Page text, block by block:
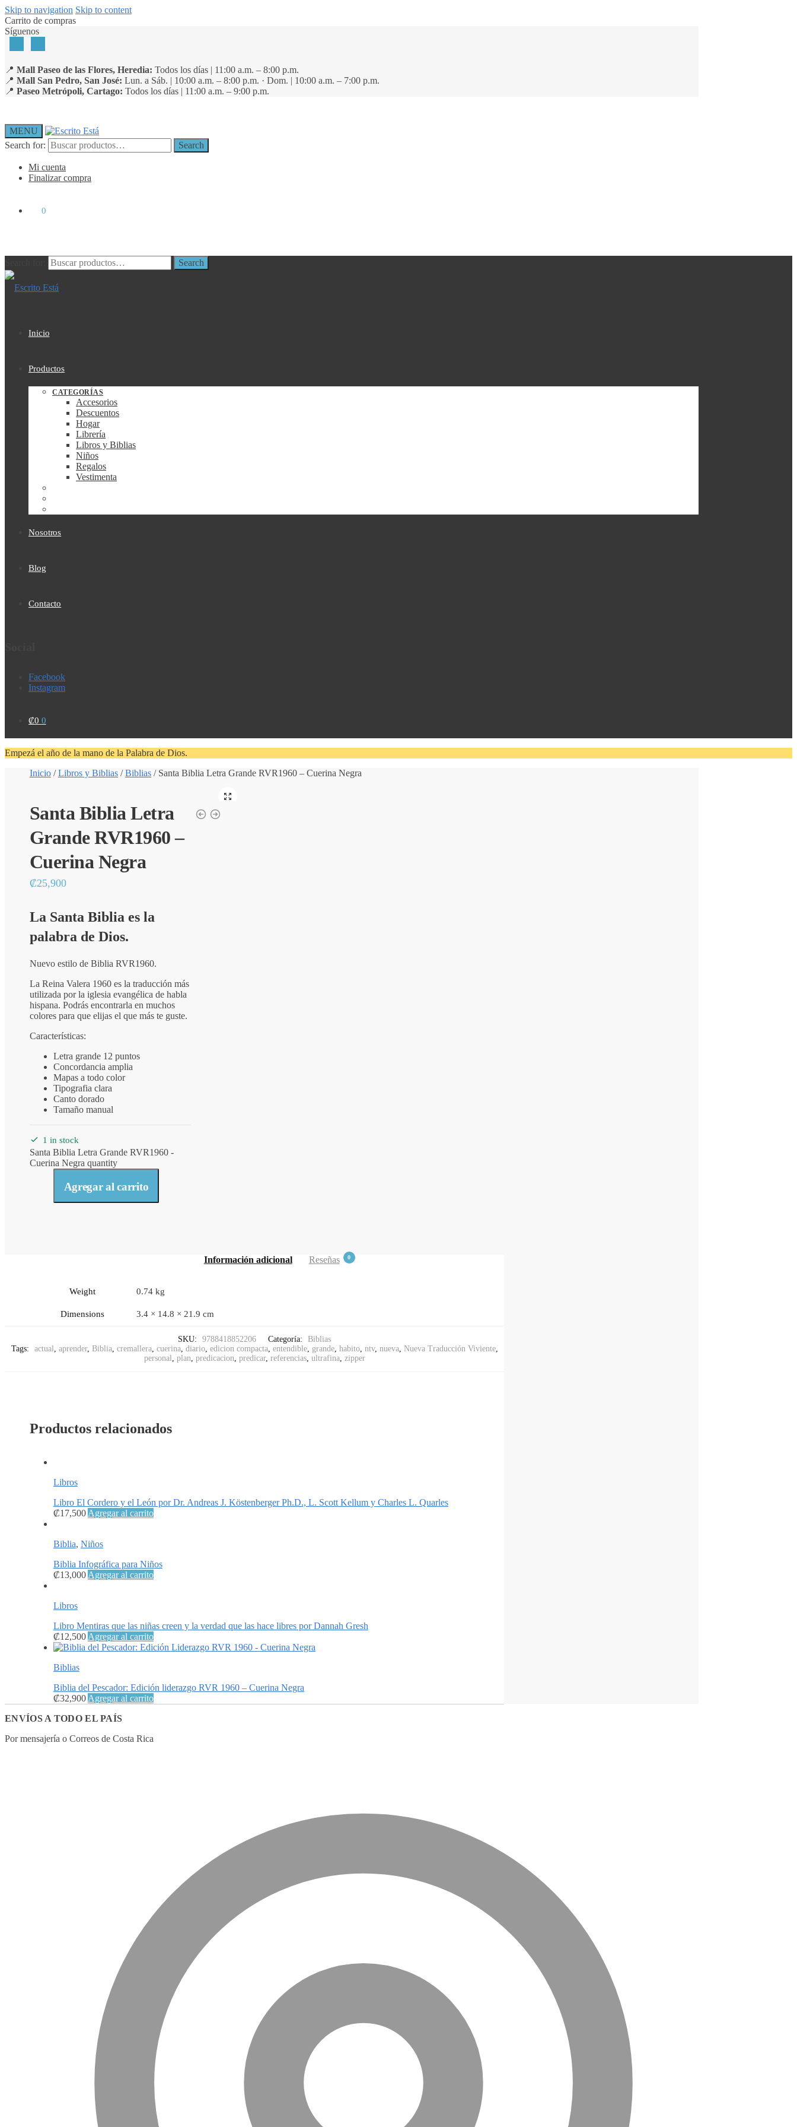
Skip to navigation Skip to content
Carrito de compras
Síguenos
📍 Mall Paseo de las Flores, Heredia: Todos los días | 11:00 a.m. – 8:00 p.m.
📍 Mall San Pedro, San José: Lun. a Sáb. | 10:00 a.m. – 8:00 p.m. · Dom. | 10:00 a.m. – 7:00 p.m.
📍 Paseo Metrópoli, Cartago: Todos los días | 11:00 a.m. – 9:00 p.m.
MENU
Search for:
Search
Mi cuenta
Finalizar compra
0
Search
Inicio
Productos
CATEGORÍAS
Accesorios
Descuentos
Hogar
Librería
Libros y Biblias
Niños
Regalos
Vestimenta
Nosotros
Blog
Contacto
Facebook
Instagram
₡0 0
Empezá el año de la mano de la Palabra de Dios.
Inicio/Libros y Biblias/Biblias/ Santa Biblia Letra Grande RVR1960 – Cuerina Negra
🔍
Santa Biblia Letra
Grande RVR1960 –
Cuerina Negra
₡25,900
La Santa Biblia es la
palabra de Dios.
Nuevo estilo de Biblia RVR1960.
La Reina Valera 1960 es la traducción más
utilizada por la iglesia evangélica de habla
hispana. Podrás encontrarla en muchos
colores para que elijas el que más te guste.
Características:
Letra grande 12 puntos
Concordancia amplia
Mapas a todo color
Tipografia clara
Canto dorado
Tamaño manual
1 in stock
Santa Biblia Letra Grande RVR1960 -
Cuerina Negra quantity
Agregar al carrito
Información adicional Reseñas 0
Weight 0.74 kg
Dimensions 3.4 × 14.8 × 21.9 cm
SKU: 9788418852206 Categoría:
Biblias
Tags:
actual , aprender, Biblia, cremallera, cuerina, diario, edicion compacta, entendible, grande, habito, ntv, nueva, Nueva Traducción Viviente,
personal , plan, predicacion, predicar, referencias, ultrafina, zipper
Productos relacionados
Libros
Libro El Cordero y el León por Dr. Andreas J. Köstenberger Ph.D., L. Scott Kellum y Charles L. Quarles
₡17,500 Agregar al carrito
Biblia, Niños
Biblia Infográfica para Niños
₡13,000 Agregar al carrito
Libros
Libro Mentiras que las niñas creen y la verdad que las hace libres por Dannah Gresh
₡12,500 Agregar al carrito
Biblias
Biblia del Pescador: Edición liderazgo RVR 1960 – Cuerina Negra
₡32,900 Agregar al carrito
ENVÍOS A TODO EL PAÍS
Por mensajería o Correos de Costa Rica